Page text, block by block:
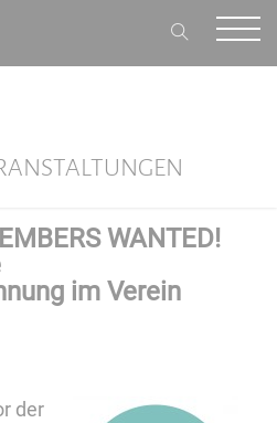
WANTED!
im Verein
der